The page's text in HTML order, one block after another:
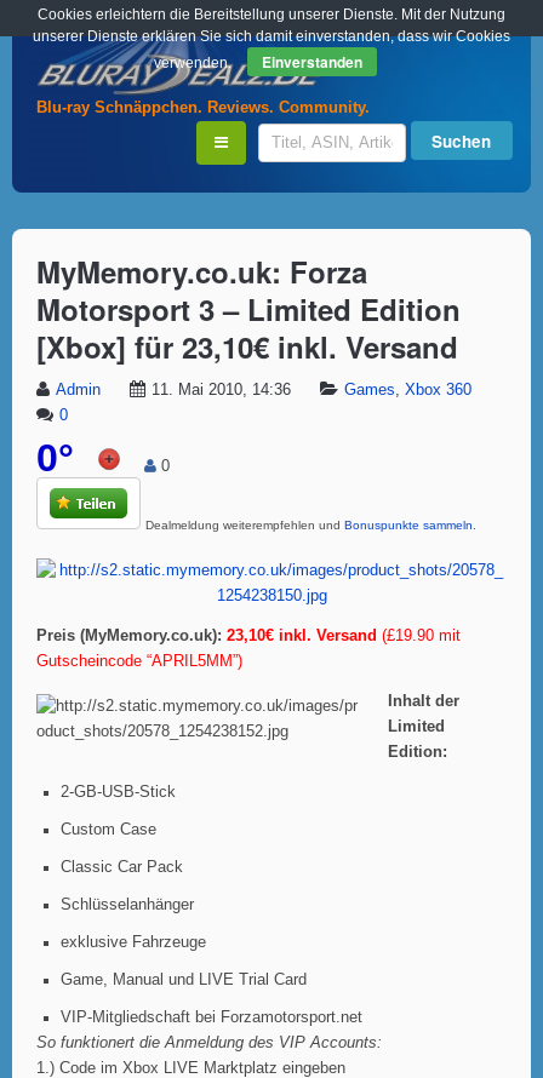
Blu-ray Schnäppchen. Reviews. Community.
MyMemory.co.uk: Forza
Motorsport 3 – Limited Edition
[Xbox] für 23,10€ inkl. Versand
Admin 11. Mai 2010, 14:36 Games
Xbox 360
0
0° 0
Dealmeldung weiterempfehlen und Bonuspunkte sammeln
Preis (MyMemory.co.uk): 23,10€ inkl. Versand (£19.90 mit
Gutscheincode “APRIL5MM”)
Inhalt der
Limited
Edition:
2-GB-USB-Stick
Custom Case
Classic Car Pack
Schlüsselanhänger
exklusive Fahrzeuge
Game, Manual und LIVE Trial Card
VIP-Mitgliedschaft bei Forzamotorsport.net
So funktionert die Anmeldung des VIP Accounts:
1.) Code im Xbox LIVE Marktplatz eingeben
Cookies erleichtern die Bereitstellung unserer Dienste. Mit der Nutzung
unserer Dienste erklären Sie sich damit einverstanden, dass wir Cookies
verwenden.
Einverstanden